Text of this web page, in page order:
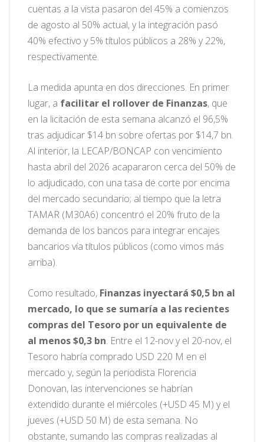
cuentas a la vista pasaron del 45% a comienzos
de agosto al 50% actual, y la integración pasó
40% efectivo y 5% títulos públicos a 28% y 22%,
respectivamente.
La medida apunta en dos direcciones. En primer
lugar, a facilitar el rollover de Finanzas, que
en la licitación de esta semana alcanzó el 96,5%
tras adjudicar $14 bn sobre ofertas por $14,7 bn.
Al interior, la LECAP/BONCAP con vencimiento
hasta abril del 2026 acapararon cerca del 50% de
lo adjudicado, con una tasa de corte por encima
del mercado secundario; al tiempo que la letra
TAMAR (M30A6) concentró el 20% fruto de la
demanda de los bancos para integrar encajes
bancarios vía títulos públicos (como vimos más
arriba).
Como resultado, Finanzas inyectará $0,5 bn al
mercado, lo que se sumaría a las recientes
compras del Tesoro por un equivalente de
al menos $0,3 bn. Entre el 12-nov y el 20-nov, el
Tesoro habría comprado USD 220 M en el
mercado y, según la periodista Florencia
Donovan, las intervenciones se habrían
extendido durante el miércoles (+USD 45 M) y el
jueves (+USD 50 M) de esta semana. No
obstante, sumando las compras realizadas al